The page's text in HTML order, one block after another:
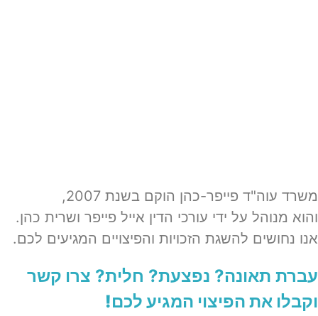
משרד עוה"ד פייפר-כהן הוקם בשנת 2007,
והוא מנוהל על ידי עורכי הדין אייל פייפר ושרית כהן.
אנו נחושים להשגת הזכויות והפיצויים המגיעים לכם.
עברת תאונה? נפצעת? חלית?​ צרו קשר
וקבלו את הפיצוי המגיע לכם!